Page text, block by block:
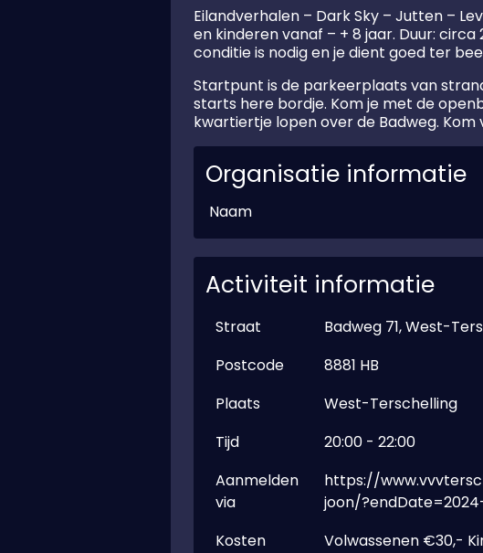
Eilandverhalen – Dark Sky – Jutten –
en kinderen vanaf – + 8 jaar. Duur:
conditie is nodig en je dient goed ter
Startpunt is de parkeerplaats van
starts here bordje. Kom je met de
kwartiertje lopen over de Badweg.
Organisatie informatie
Naam
Activiteit informatie
Straat
Badweg 71, West-
Postcode
8881 HB
Plaats
West-Terschelling
Tijd
20:00 - 22:00
Aanmelden
via
https://
joon/
Kosten
Volwassenen €30,-